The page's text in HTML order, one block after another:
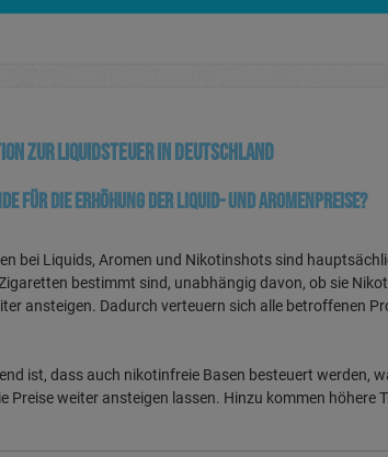
zur Liquidsteuer in Deutschland
für die Erhöhung der Liquid- und Aromenpreise?
bei Liquids, Aromen und Nikotinshots sind
bestimmt sind, unabhängig davon, ob sie
ansteigen. Dadurch verteuern sich alle betroffenen
ist, dass auch nikotinfreie Basen besteuert werden,
Preise weiter ansteigen lassen. Hinzu kommen höhere